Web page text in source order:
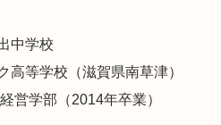
中学校
高等学校（滋賀県南草津）
営学部（2014年卒業）